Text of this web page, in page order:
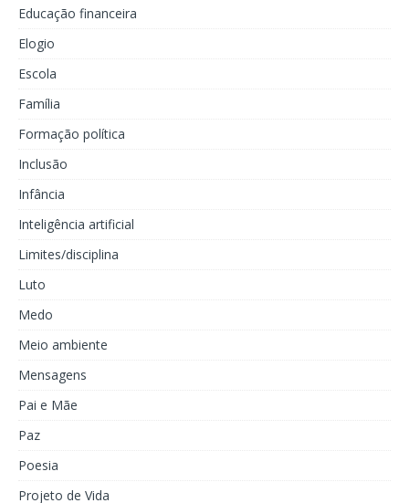
Educação financeira
Elogio
Escola
Família
Formação política
Inclusão
Infância
Inteligência artificial
Limites/disciplina
Luto
Medo
Meio ambiente
Mensagens
Pai e Mãe
Paz
Poesia
Projeto de Vida